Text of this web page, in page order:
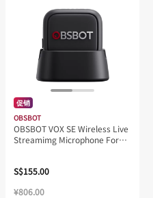
促销
OBSBOT
OBSBOT VOX SE Wireless Live
Streamimg Microphone For
S$155.00
¥806.00